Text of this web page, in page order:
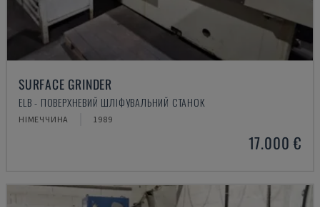
SURFACE GRINDER
ELB - ПОВЕРХНЕВИЙ ШЛІФУВАЛЬНИЙ СТАНОК
НІМЕЧЧИНА 1989
17.000 €